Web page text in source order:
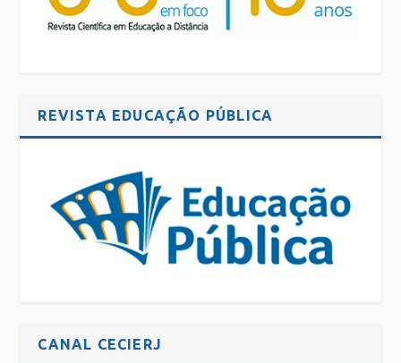
REVISTA EDUCAÇÃO PÚBLICA
CANAL CECIERJ